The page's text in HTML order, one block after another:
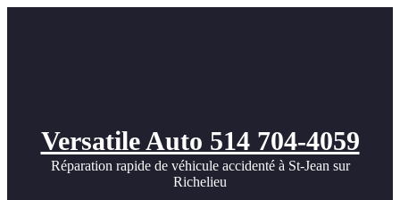
Versatile Auto 514 704-4059
Réparation rapide de véhicule accidenté à St-Jean sur
Richelieu